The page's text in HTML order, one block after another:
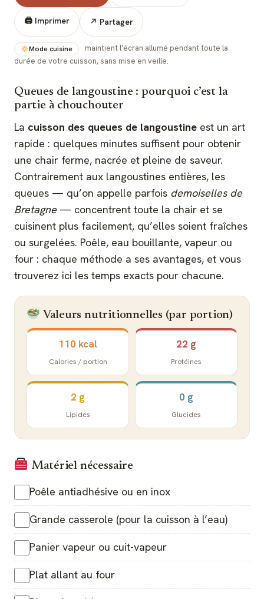
🖨 Imprimer ↗ Partager
Mode cuisine
maintient l’écran allumé pendant toute la
durée de votre cuisson, sans mise en veille.
Queues de langoustine : pourquoi c’est la
partie à chouchouter
La cuisson des queues de langoustine est un art
rapide : quelques minutes suffisent pour obtenir
une chair ferme, nacrée et pleine de saveur.
Contrairement aux langoustines entières, les
queues — qu’on appelle parfois demoiselles de
Bretagne— concentrent toute la chair et se
cuisinent plus facilement, qu’elles soient fraîches
ou surgelées. Poêle, eau bouillante, vapeur ou
four : chaque méthode a ses avantages, et vous
trouverez ici les temps exacts pour chacune.
Valeurs nutritionnelles (par portion)
110 kcal
Calories / portion
22 g
Protéines
2 g
Lipides
0 g
Glucides
Matériel nécessaire
Poêle antiadhésive ou en inox
Grande casserole (pour la cuisson à l’eau)
Panier vapeur ou cuit-vapeur
Plat allant au four